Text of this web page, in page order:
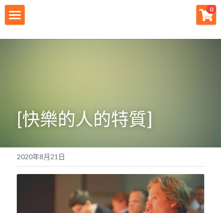
0
註冊會員
免費下載
最新消息
[快樂的人的特質]
2020年8月21日
×